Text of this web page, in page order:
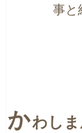
事と
かわし